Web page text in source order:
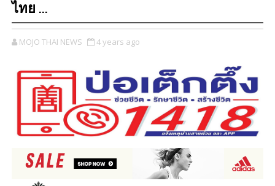
ไทย ...
MOJO THAI NEWS 4 years ago